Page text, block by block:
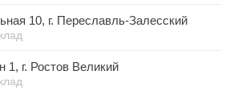
10, г. Переславль-Залесский
1, г. Ростов Великий